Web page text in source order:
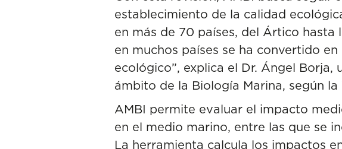
establecimiento de la calidad
en más de 70 países, del Ártico
en muchos países se ha convertido
ecológico”, explica el Dr. Ángel Borja,
ámbito de la Biología Marina, según
AMBI permite evaluar el impacto
en el medio marino, entre las que se
La herramienta calcula los impactos